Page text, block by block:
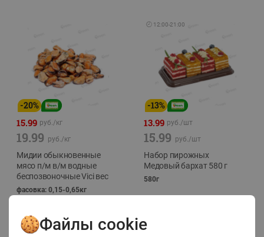
-20%
15.99 руб./кг
19.99 руб./кг
Мидии обыкновенные
мясо п/м в/м водные
беспозвоночные Vici вес
фасовка: 0,15-0,65кг
🕘 12:00-21:00
-13%
13.99 руб./шт
15.99 руб./шт
Набор пирожных
Медовый бархат 580 г
580г
Файлы cookie